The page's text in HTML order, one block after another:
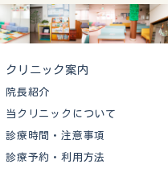
クリニック案内
院長紹介
当クリニックについて
診療時間・注意事項
診療予約・利用方法